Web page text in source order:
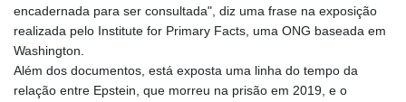
encadernada para ser consultada", diz uma frase na exposição
realizada pelo Institute for Primary Facts, uma ONG baseada em
Washington.
Além dos documentos, está exposta uma linha do tempo da
relação entre Epstein, que morreu na prisão em 2019, e o